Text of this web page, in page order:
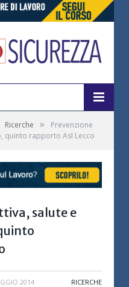
Ricerche »
Prevenzione
quinto rapporto Asl Lecco
salute e
2014 RICERCHE